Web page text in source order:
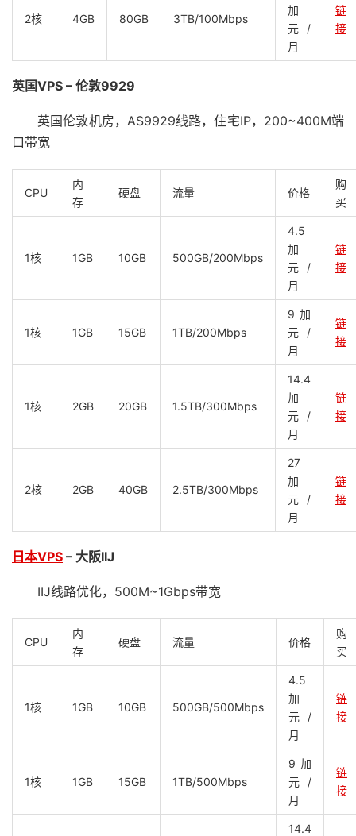
2核 4GB 80GB 3TB/100Mbps
加
元/
月
链
接
英国VPS – 伦敦9929
英国伦敦机房，AS9929线路，住宅IP，200~400M端
口带宽
CPU
内
存
硬盘 流量 价格
购
买
1核 1GB 10GB 500GB/200Mbps
4.5
加
元/
月
链
接
1核 1GB 15GB 1TB/200Mbps
9加
元/
月
链
接
1核 2GB 20GB 1.5TB/300Mbps
14.4
加
元/
月
链
接
2核 2GB 40GB 2.5TB/300Mbps
27
加
元/
月
链
接
日本VPS – 大阪IIJ
IIJ线路优化，500M~1Gbps带宽
CPU
内
存
硬盘 流量 价格
购
买
1核 1GB 10GB 500GB/500Mbps
4.5
加
元/
月
链
接
1核 1GB 15GB 1TB/500Mbps
9加
元/
月
链
接
14.4